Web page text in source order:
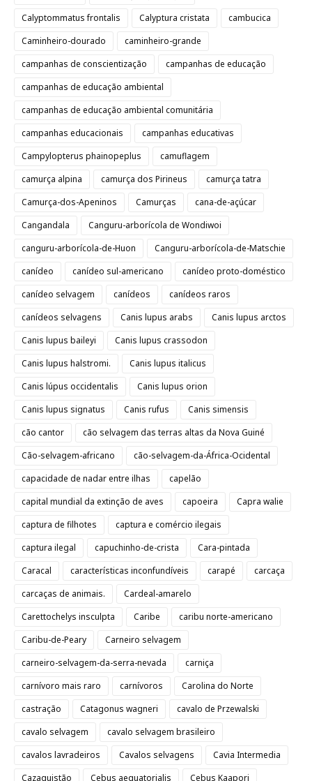
Calyptommatus frontalis
Calyptura cristata
cambucica
Caminheiro-dourado
caminheiro-grande
campanhas de conscientização
campanhas de educação
campanhas de educação ambiental
campanhas de educação ambiental comunitária
campanhas educacionais
campanhas educativas
Campylopterus phainopeplus
camuflagem
camurça alpina
camurça dos Pirineus
camurça tatra
Camurça-dos-Apeninos
Camurças
cana-de-açúcar
Cangandala
Canguru-arborícola de Wondiwoi
canguru-arborícola-de-Huon
Canguru-arborícola-de-Matschie
canídeo
canídeo sul-americano
canídeo proto-doméstico
canídeo selvagem
canídeos
canídeos raros
canídeos selvagens
Canis lupus arabs
Canis lupus arctos
Canis lupus baileyi
Canis lupus crassodon
Canis lupus halstromi.
Canis lupus italicus
Canis lúpus occidentalis
Canis lupus orion
Canis lupus signatus
Canis rufus
Canis simensis
cão cantor
cão selvagem das terras altas da Nova Guiné
Cão-selvagem-africano
cão-selvagem-da-África-Ocidental
capacidade de nadar entre ilhas
capelão
capital mundial da extinção de aves
capoeira
Capra walie
captura de filhotes
captura e comércio ilegais
captura ilegal
capuchinho-de-crista
Cara-pintada
Caracal
características inconfundíveis carapé
carcaça
carcaças de animais.
Cardeal-amarelo
Carettochelys insculpta
Caribe
caribu norte-americano
Caribu-de-Peary
Carneiro selvagem
carneiro-selvagem-da-serra-nevada
carniça
carnívoro mais raro
carnívoros
Carolina do Norte
castração
Catagonus wagneri
cavalo de Przewalski
cavalo selvagem
cavalo selvagem brasileiro
cavalos lavradeiros
Cavalos selvagens
Cavia Intermedia
Cazaquistão
Cebus aequatorialis Cebus Kaapori